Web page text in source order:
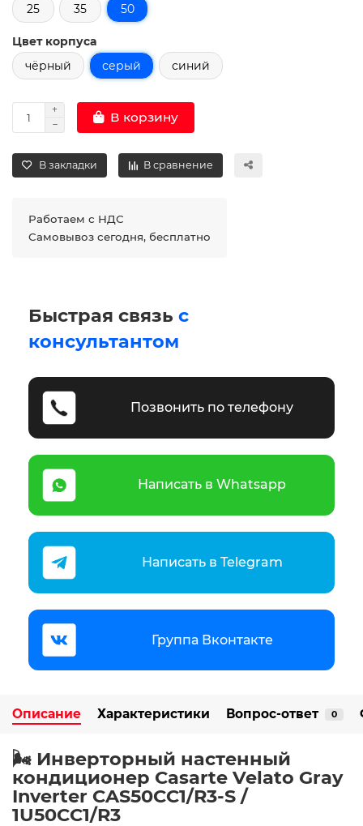
25
35 50
Цвет корпуса
чёрный
серый синий
В корзину
В закладки В сравнение
Работаем с НДС
Самовывоз сегодня, бесплатно
Быстрая связь с
консультантом
Позвонить по телефону
Написать в Whatsapp
Написать в Telegram
Группа Вконтакте
Описание Характеристики Вопрос-ответ 0
🌬️ Инверторный настенный
кондиционер Casarte Velato Gray
Inverter CAS50CC1/R3-S /
1U50CC1/R3